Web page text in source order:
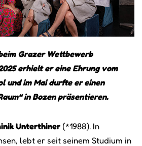
Grazer Wettbewerb
erhielt er eine Ehrung vom
und im Mai durfte er einen
in Bozen präsentieren.
Unterthiner (*1988). In
lebt er seit seinem Studium in